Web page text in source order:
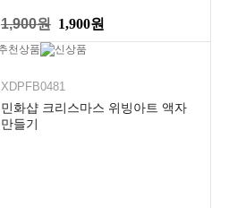
1,900원 1,900원
XDPFB0481
민화샵 크리스마스 위빙아트 액자
만들기